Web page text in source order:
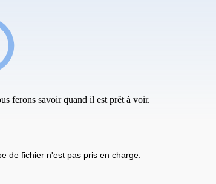
ferons savoir quand il est prêt à voir.
de fichier n'est pas pris en charge.